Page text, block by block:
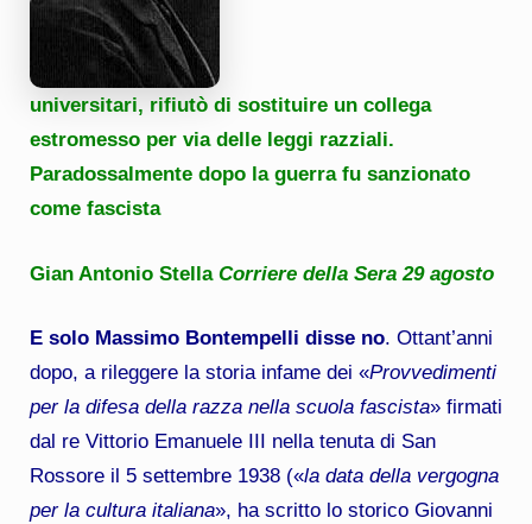
universitari, rifiutò di sostituire un collega
estromesso per via delle leggi razziali.
Paradossalmente dopo la guerra fu sanzionato
come fascista
Gian Antonio Stella Corriere della Sera 29 agosto
E solo Massimo Bontempelli disse no. Ottant’anni
dopo, a rileggere la storia infame dei «Provvedimenti
per la difesa della razza nella scuola fascista» firmati
dal re Vittorio Emanuele III nella tenuta di San
Rossore il 5 settembre 1938 («la data della vergogna
per la cultura italiana», ha scritto lo storico Giovanni